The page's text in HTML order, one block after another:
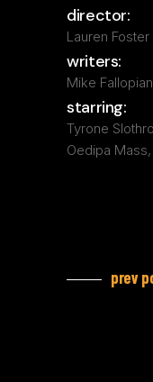
director:
Lauren Foster
writers:
Mike
starring:
Tyrone
Oedipa
prev